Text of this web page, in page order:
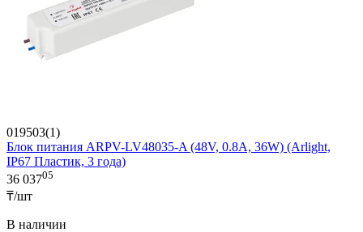
019503(1)
Блок питания ARPV-LV48035-A (48V, 0.8A, 36W) (Arlight,
IP67 Пластик, 3 года)
36 03705
₸/шт
В наличии